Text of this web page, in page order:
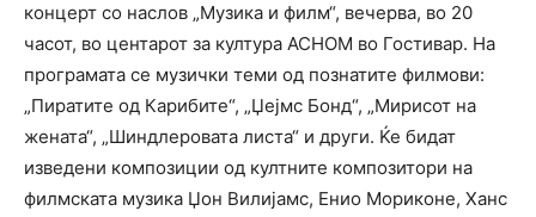
концерт со наслов „Музика и филм“, вечерва, во 20
часот, во центарот за култура АСНОМ во Гостивар. На
програмата се музички теми од познатите филмови:
„Пиратите од Карибите“, „Џејмс Бонд“, „Мирисот на
жената“, „Шиндлеровата листа“ и други. Ќе бидат
изведени композиции од култните композитори на
филмската музика Џон Вилијамс, Енио Мориконе, Ханс